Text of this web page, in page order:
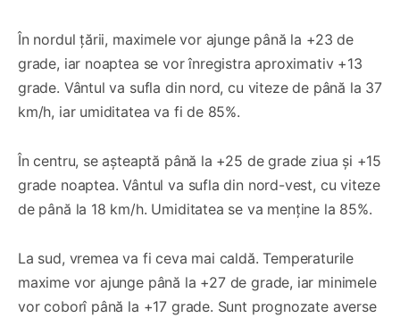
În nordul țării, maximele vor ajunge până la +23 de
grade, iar noaptea se vor înregistra aproximativ +13
grade. Vântul va sufla din nord, cu viteze de până la 37
km/h, iar umiditatea va fi de 85%.
În centru, se așteaptă până la +25 de grade ziua și +15
grade noaptea. Vântul va sufla din nord-vest, cu viteze
de până la 18 km/h. Umiditatea se va menține la 85%.
La sud, vremea va fi ceva mai caldă. Temperaturile
maxime vor ajunge până la +27 de grade, iar minimele
vor coborî până la +17 grade. Sunt prognozate averse